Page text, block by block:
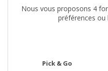
Nous vous proposons 4
préférences ou
Pick & Go